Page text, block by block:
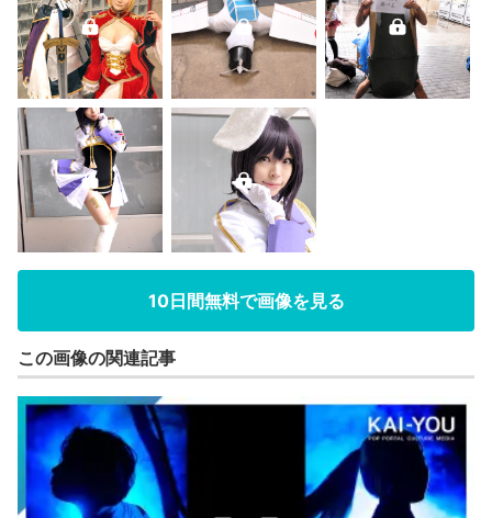
10日間無料で画像を見る
この画像の関連記事